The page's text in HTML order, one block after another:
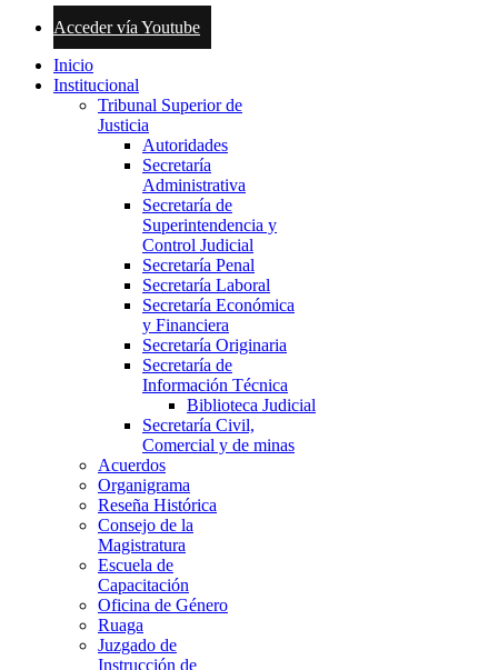
Acceder vía Youtube
Inicio
Institucional
Tribunal Superior de
Justicia
Autoridades
Secretaría
Administrativa
Secretaría de
Superintendencia y
Control Judicial
Secretaría Penal
Secretaría Laboral
Secretaría Económica
y Financiera
Secretaría Originaria
Secretaría de
Información Técnica
Biblioteca Judicial
Secretaría Civil,
Comercial y de minas
Acuerdos
Organigrama
Reseña Histórica
Consejo de la
Magistratura
Escuela de
Capacitación
Oficina de Género
Ruaga
Juzgado de
Instrucción de